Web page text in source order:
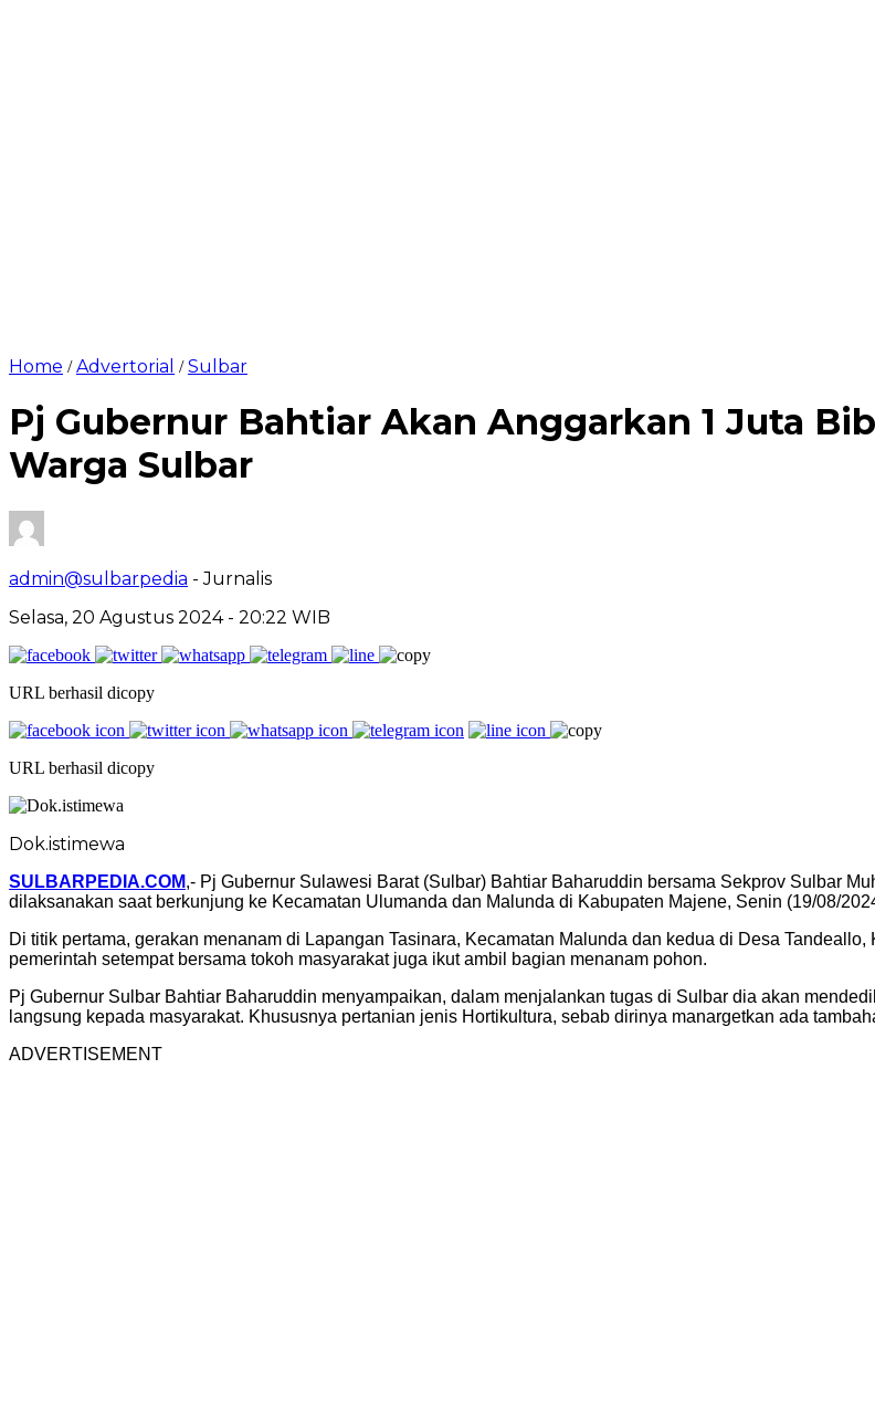
Home /Advertorial /Sulbar
Pj Gubernur Bahtiar Akan Anggarkan 1 Juta
Warga Sulbar
admin@sulbarpedia - Jurnalis
Selasa, 20 Agustus 2024 - 20:22 WIB
URL berhasil dicopy
URL berhasil dicopy
Dok.istimewa
SULBARPEDIA.COM,- Pj Gubernur Sulawesi Barat (Sulbar) Bahtiar Baharuddin bersama Sekprov Sulbar
dilaksanakan saat berkunjung ke Kecamatan Ulumanda dan Malunda di Kabupaten Majene, Senin (19/08/
Di titik pertama, gerakan menanam di Lapangan Tasinara, Kecamatan Malunda dan kedua di Desa
pemerintah setempat bersama tokoh masyarakat juga ikut ambil bagian menanam pohon.
Pj Gubernur Sulbar Bahtiar Baharuddin menyampaikan, dalam menjalankan tugas di Sulbar dia akan
langsung kepada masyarakat. Khususnya pertanian jenis Hortikultura, sebab dirinya manargetkan ada
ADVERTISEMENT